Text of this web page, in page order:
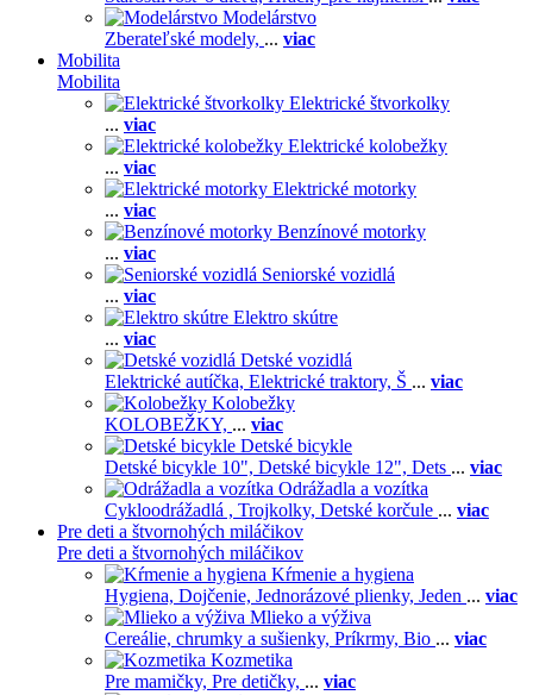
Modelárstvo
Zberateľské modely, ... viac
Mobilita
Mobilita
Elektrické štvorkolky
... viac
Elektrické kolobežky
... viac
Elektrické motorky
... viac
Benzínové motorky
... viac
Seniorské vozidlá
... viac
Elektro skútre
... viac
Detské vozidlá
Elektrické autíčka, Elektrické traktory, Š ... viac
Kolobežky
KOLOBEŽKY, ... viac
Detské bicykle
Detské bicykle 10", Detské bicykle 12", Dets ... viac
Odrážadla a vozítka
Cykloodrážadlá , Trojkolky, Detské korčule ... viac
Pre deti a štvornohých miláčikov
Pre deti a štvornohých miláčikov
Kŕmenie a hygiena
Hygiena, Dojčenie, Jednorázové plienky, Jeden ... viac
Mlieko a výživa
Cereálie, chrumky a sušienky, Príkrmy, Bio ... viac
Kozmetika
Pre mamičky, Pre detičky, ... viac